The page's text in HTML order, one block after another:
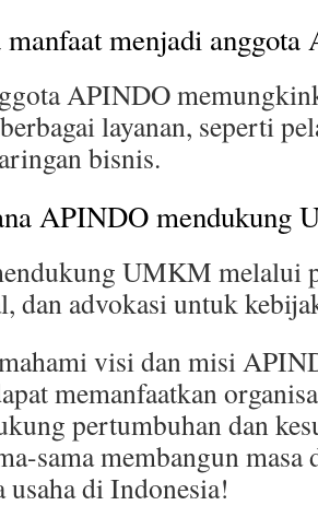
manfaat menjadi anggota
APINDO
layanan, seperti
bisnis.
APINDO mendukung
UMKM melalui
dan advokasi untuk
visi dan misi
memanfaatkan
pertumbuhan dan
sama membangun masa
di Indonesia!